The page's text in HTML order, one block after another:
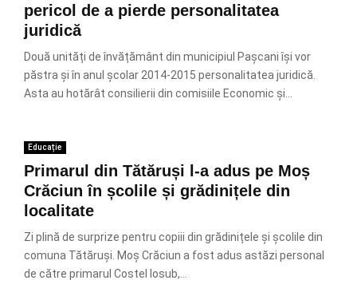
pericol de a pierde personalitatea
juridică
Două unități de învățământ din municipiul Pașcani își vor
păstra și în anul școlar 2014-2015 personalitatea juridică.
Asta au hotărât consilierii din comisiile Economic și...
Educație
Primarul din Tătăruși l-a adus pe Moș
Crăciun în școlile și grădinițele din
localitate
Zi plină de surprize pentru copiii din grădinițele și școlile din
comuna Tătăruși. Moș Crăciun a fost adus astăzi personal
de către primarul Costel Iosub,...